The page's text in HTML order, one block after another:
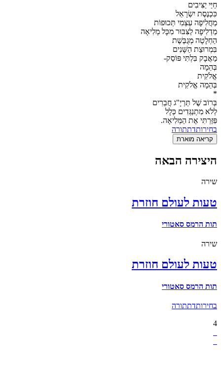
חַיַּי יַצִּיבִים
כִּכְנֶסֶת יִשְׂרָאֵל
מַחֲלִיפָה עַצְמִי תְּכוּפוֹת
מַדְלִיפָה לַצִּבּוּר מִכָּל מְלִיאָה
הַחְלָטָה מְגֻבֶּשֶׁת
בִּמְרוּצַת הַשָּׁנִים
מַאֲבָק בִּלְתִּי פּוֹסֵק-
בְּהֵמָה
אֱלֹקִית
בְּהֵמָה אֱלֹקִית
*
בְּרוֹב שֶׁל תַּרְיָ"ג חֲבֵרִים
לְלֹא מִתְנַגְּדִים כְּלָל
פִּזַּרְתִּי אֶת הַמְּלִיאָה.
בחירותדתתורה
קריאה מוארת
היצירה הבאה
שירה
טעות לעולם חוזרת
תות הרמס סאטורי
שירה
טעות לעולם חוזרת
תות הרמס סאטורי
בחירותדתתורה
4